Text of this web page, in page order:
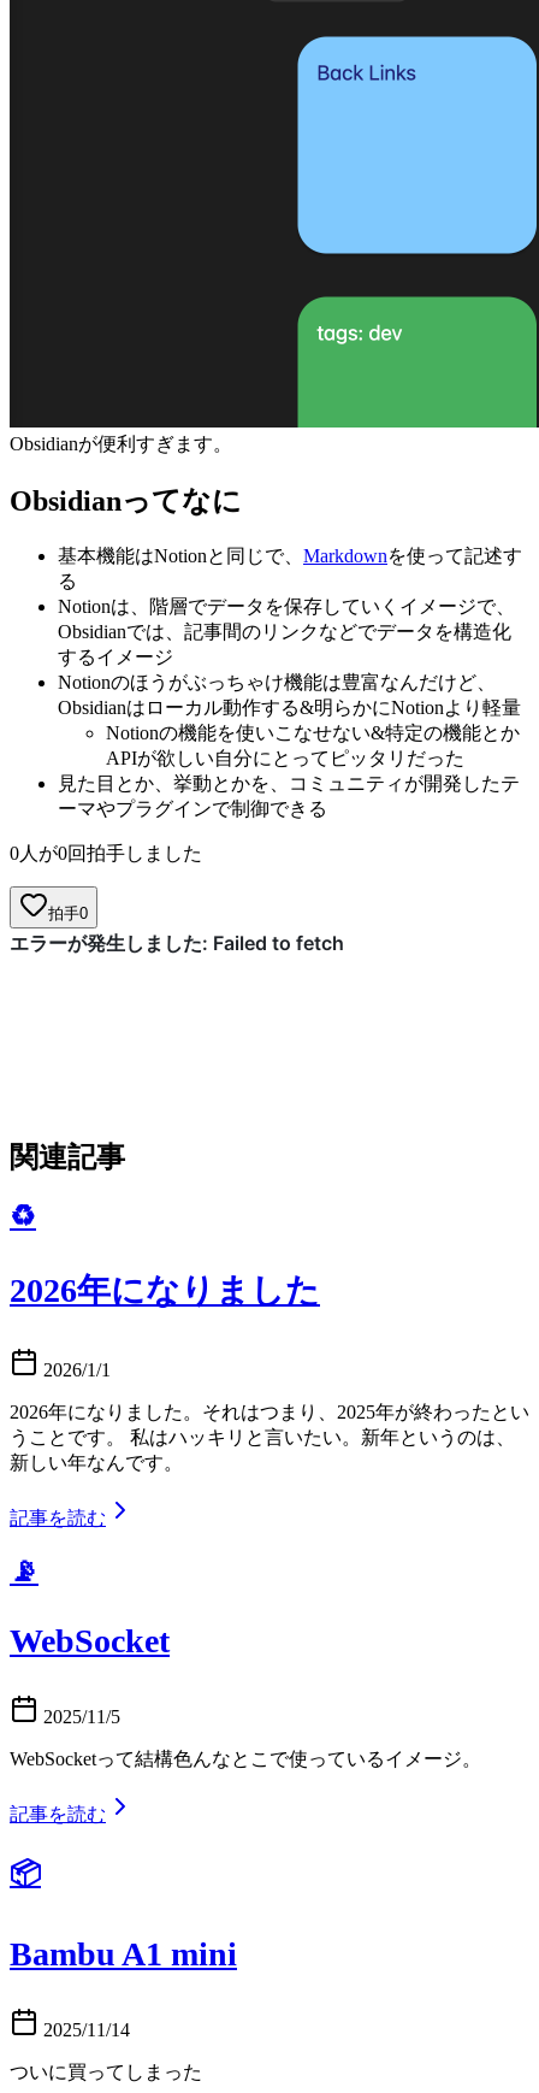
Obsidianが便利すぎます。
Obsidianってなに
基本機能はNotionと同じで、 Markdownを使って記述す
る
Notionは、階層でデータを保存していくイメージで、
Obsidianでは、記事間のリンクなどでデータを構造化
するイメージ
Notionのほうがぶっちゃけ機能は豊富なんだけど、
Obsidianはローカル動作する&明らかにNotionより軽量
Notionの機能を使いこなせない&特定の機能とか
APIが欲しい自分にとってピッタリだった
見た目とか、挙動とかを、コミュニティが開発したテ
ーマやプラグインで制御できる
0人が0回拍手しました
拍手0
関連記事
♻️
2026年になりました
2026/1/1
2026年になりました。それはつまり、2025年が終わったとい
うことです。 私はハッキリと言いたい。新年というのは、
新しい年なんです。
記事を読む
📡
WebSocket
2025/11/5
WebSocketって結構色んなとこで使っているイメージ。
記事を読む
📦
Bambu A1 mini
2025/11/14
ついに買ってしまった